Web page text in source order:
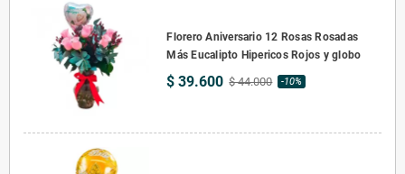
Florero Aniversario 12 Rosas Rosadas
Más Eucalipto Hipericos Rojos y globo
$ 39.600 $ 44.000 -10%